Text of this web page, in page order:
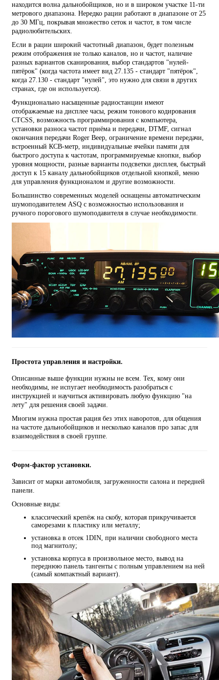
находится волна дальнобойщиков, но и в широком участке 11-ти
метрового диапазона. Нередко рации работают в диапазоне от 25
до 30 МГц, покрывая множество сеток и частот, в том числе
радиолюбительских.
Если в рации широкий частотный диапазон, будет полезным
режим отображения не только каналов, но и частот, наличие
разных вариантов сканирования, выбор стандартов "нулей-
пятёрок" (когда частота имеет вид 27.135 - стандарт "пятёрок",
когда 27.130 - стандарт "нулей", это нужно для связи в других
странах, где он используется).
Функционально насыщенные радиостанции имеют
отображаемые на дисплее часы, режим тонового кодирования
CTCSS, возможность программирования с компьютера,
установки разноса частот приёма и передачи, DTMF, сигнал
окончания передачи Roger Beep, ограничение времени передачи,
встроенный КСВ-метр, индивидуальные ячейки памяти для
быстрого доступа к частотам, программируемые кнопки, выбор
уровня мощности, разные варианты подсветки дисплея, быстрый
доступ к 15 каналу дальнобойщиков отдельной кнопкой, меню
для управления функционалом и другие возможности.
Большинство современных моделей оснащены автоматическим
шумоподавителем ASQ с возможностью использования и
ручного порогового шумоподавителя в случае необходимости.
Простота управления и настройки.
Описанные выше функции нужны не всем. Тех, кому они
необходимы, не испугает необходимость разобраться с
инструкцией и научиться активировать любую функцию "на
лету" для решения своей задачи.
Многим нужна простая рация без этих наворотов, для общения
на частоте дальнобойщиков и несколько каналов про запас для
взаимодействия в своей группе.
Форм-фактор установки.
Зависит от марки автомобиля, загруженности салона и передней
панели.
Основные виды:
классический крепёж на скобу, которая прикручивается
саморезами к пластику или металлу;
установка в отсек 1DIN, при наличии свободного места
под магнитолу;
установка корпуса в произвольное место, вывод на
переднюю панель тангенты с полным управлением на ней
(самый компактный вариант).